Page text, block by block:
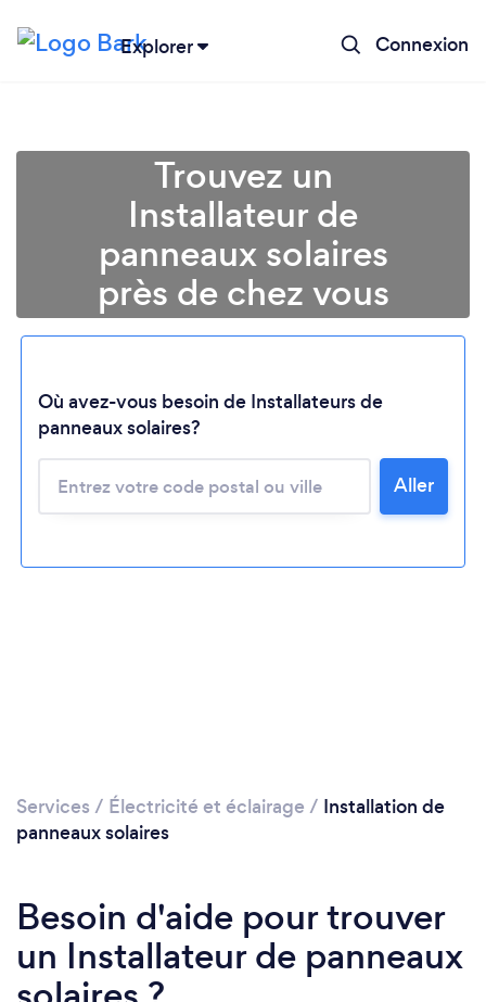
Explorer Connexion
Chargement...
Veuillez patienter...
Trouvez un
Installateur de
panneaux solaires
près de chez vous
Où avez-vous besoin de Installateurs de
panneaux solaires?
Aller
Services / Électricité et éclairage / Installation de
panneaux solaires
Besoin d'aide pour trouver
un Installateur de panneaux